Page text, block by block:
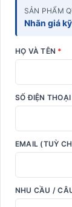
SẢN PHẨM
Nhãn giá
HỌ VÀ TÊN *
SỐ ĐIỆN THOẠI
EMAIL (TUỲ
NHU CẦU /